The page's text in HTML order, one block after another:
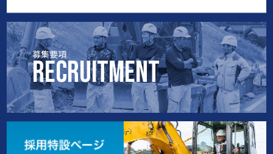
募集要項
RECRUITMENT